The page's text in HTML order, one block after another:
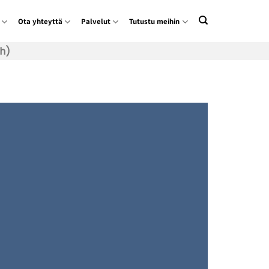
Ota yhteyttä Palvelut Tutustu meihin